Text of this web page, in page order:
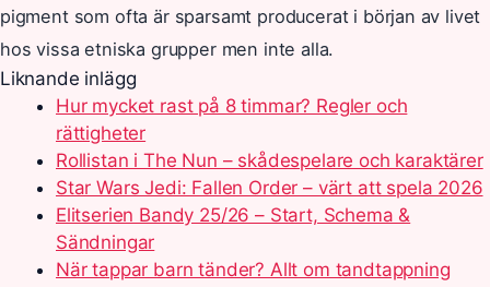
pigment som ofta är sparsamt producerat i början av livet
hos vissa etniska grupper men inte alla.
Liknande inlägg
Hur mycket rast på 8 timmar? Regler och
rättigheter
Rollistan i The Nun – skådespelare och karaktärer
Star Wars Jedi: Fallen Order – värt att spela 2026
Elitserien Bandy 25/26 – Start, Schema &
Sändningar
När tappar barn tänder? Allt om tandtappning